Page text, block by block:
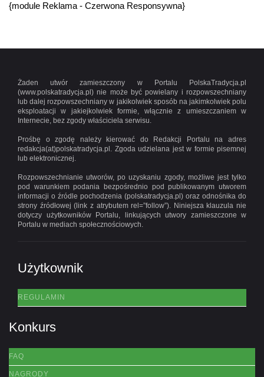
{module Reklama - Czerwona Responsywna}
Żaden utwór zamieszczony w Portalu PolskaTradycja.pl
(www.polskatradycja.pl) nie może być powielany i rozpowszechniany
lub dalej rozpowszechniany w jakikolwiek sposób na jakimkolwiek polu
eksploatacji w jakiejkolwiek formie, włącznie z umieszczaniem w
Internecie, bez zgody właściciela serwisu.
Prośbę o zgodę należy kierować do Redakcji Portalu na adres
redakcja(at)polskatradycja.pl. Zgoda udzielana jest w formie pisemnej
lub elektronicznej.
Rozpowszechnianie utworów, po uzyskaniu zgody, możliwe jest tylko
pod warunkiem podania bezpośrednio pod publikowanym utworem
informacji o źródle pochodzenia (polskatradycja.pl) oraz odnośnika do
strony źródłowej (link z atrybutem rel=”follow”). Niniejsza klauzula nie
dotyczy użytkowników Portalu, linkujących utwory zamieszczone w
Portalu w mediach społecznościowych.
Użytkownik
REGULAMIN
Konkurs
FAQ
NAGRODY